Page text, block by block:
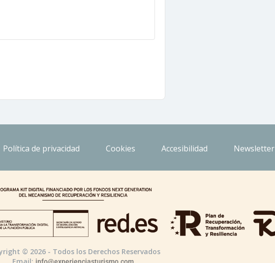
Política de privacidad Cookies Accesibilidad Newsletter
© 2026 - Todos los Derechos Reservados